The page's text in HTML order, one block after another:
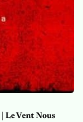
Le Vent Nous